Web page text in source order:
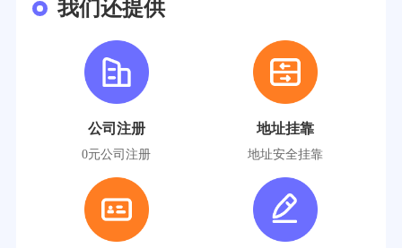
我们还提供
公司注册
0元公司注册
地址挂靠
地址安全挂靠